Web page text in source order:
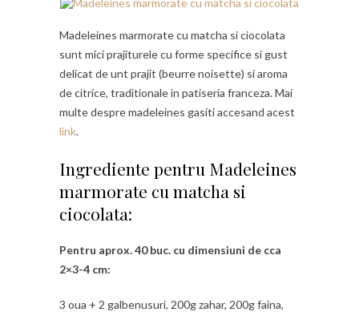
Madeleines marmorate cu matcha si ciocolata
sunt mici prajiturele cu forme specifice si gust
delicat de unt prajit (beurre noisette) si aroma
de citrice, traditionale in patiseria franceza. Mai
multe despre madeleines gasiti accesand acest
link.
Ingrediente pentru Madeleines
marmorate cu matcha si
ciocolata:
Pentru aprox. 40 buc. cu dimensiuni de cca
2×3-4 cm:
3 oua + 2 galbenusuri, 200g zahar, 200g faina,